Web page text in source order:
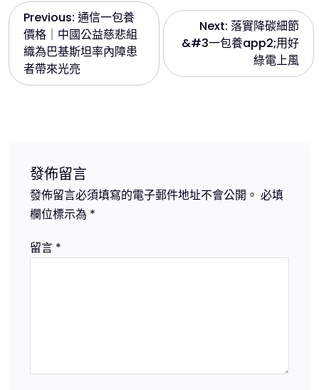
文
章
導
Previous: 通信一包養
價格｜中國公益慈悲組
織為巴基斯坦率內障患
者帶來光亮
Next: 落實降碳細節
&#3一包養app2;用好
綠電上風
發佈留言
發佈留言必須填寫的電子郵件地址不會公開。 必填
欄位標示為 *
留言 *